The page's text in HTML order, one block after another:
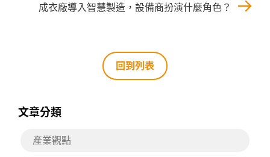
成衣廠導入智慧製造，設備商扮演什麼角色？
回到列表
文章分類
產業觀點